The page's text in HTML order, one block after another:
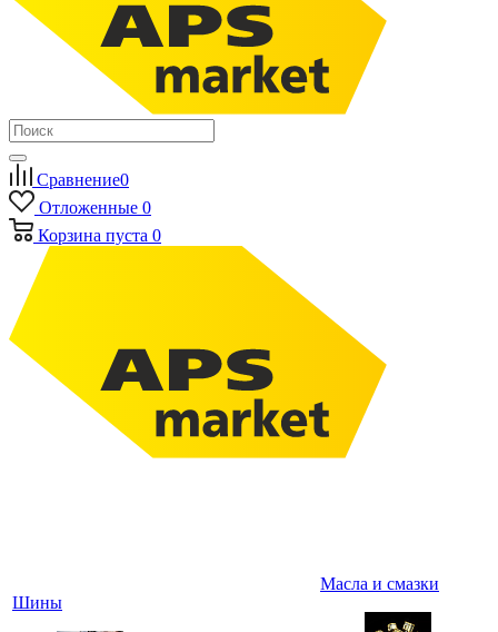
Сравнение0
Отложенные 0
Корзина пуста 0
Шины
Масла и смазки